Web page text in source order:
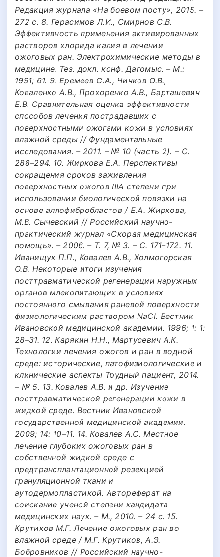
Редакция журнала «На боевом посту», 2015. –
272 с. 8. Герасимов Л.И., Смирнов С.В.
Эффективность применения активированных
растворов хлорида калия в лечении
ожоговых ран. Электрохимические методы в
медицине. Тез. докл. конф. Дагомыс. – М.:
1991; 61. 9. Еремеев С.А., Чичков О.В.,
Коваленко А.В., Прохоренко А.В., Барташевич
Е.В. Сравнительная оценка эффективности
способов лечения пострадавших с
поверхностными ожогами кожи в условиях
влажной среды // Фундаментальные
исследования. – 2011. – № 10 (часть 2). – С.
288–294. 10. Жиркова Е.А. Перспективы
сокращения сроков заживления
поверхностных ожогов IIIА степени при
использовании биологической повязки на
основе аллофибробластов / Е.А. Жиркова,
М.В. Сычевский // Российский наyчно-
практический жyрнал «Скорая медицинская
помощь». – 2006. – Т. 7, № 3. – С. 171–172. 11.
Иванищук П.П., Ковалев А.В., Холмогорская
О.В. Некоторые итоги изучения
посттравматической регенерации наружных
органов млекопитающих в условиях
постоянного смывания раневой поверхности
физиологическим раствором NaCl. Вестник
Ивановской медицинской академии. 1996; 1: 1:
28–31. 12. Карякин Н.Н., Мартусевич А.К.
Технологии лечения ожогов и ран в водной
среде: исторические, патофизиологические и
клинические аспекты Трудный пациент, 2014.
– № 5. 13. Ковалев А.В. и др. Изучение
посттравматической регенерации кожи в
жидкой среде. Вестник Ивановской
государственной медицинской академии.
2009; 14: 10–11. 14. Ковалев А.С. Местное
лечение глубоких ожоговых ран в
собственной жидкой среде с
предтрансплантационной резекцией
грануляционной ткани и
аутодермопластикой. Автореферат на
соискание ученой степени кандидата
медицинских наук. – М., 2010. – 24 с. 15.
Крутиков М.Г. Лечение ожоговых ран во
влажной среде / М.Г. Крутиков, А.Э.
Бобровников // Российский наyчно-